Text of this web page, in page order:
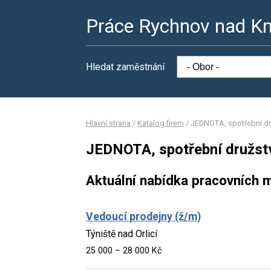
Práce Rychnov nad
Hledat zaměstnání
Hlavní strana / Katalog firem / JEDNOTA, spotřební
JEDNOTA, spotřební
Aktuální nabídka pracovních
Vedoucí prodejny (ž/m)
Týniště nad Orlicí
25 000 – 28 000 Kč